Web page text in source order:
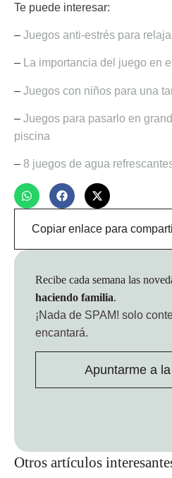
Te puede interesar:
– Juegos anti-estrés para
– La importancia del juego en
– Juegos con niños para una
– Juegos para pasarlo en
piscina
– 8 juegos de agua
Copiar enlace para
Otros artículos
Recibe cada semana las
haciendo familia.
¡Nada de SPAM! solo
encantará.
Apuntarme a